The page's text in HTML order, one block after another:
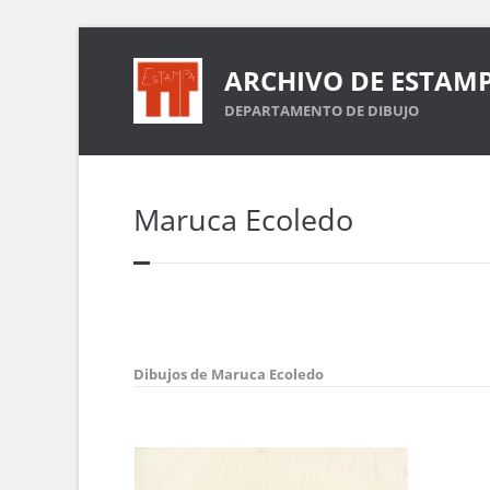
ARCHIVO DE
DEPARTAMENTO DE DIBUJO
Maruca Ecoledo
Dibujos de Maruca Ecoledo